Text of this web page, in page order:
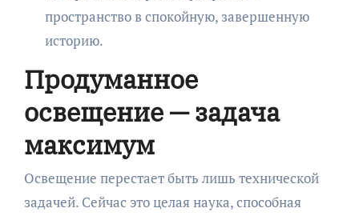
пространство в спокойную, завершенную
историю.
Продуманное
освещение — задача
максимум
Освещение перестает быть лишь технической
задачей. Сейчас это целая наука, способная